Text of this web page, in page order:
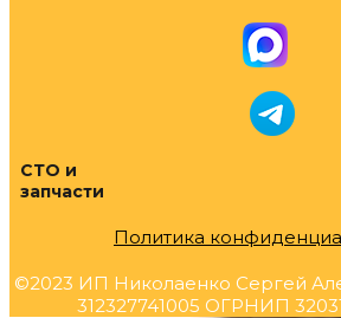
СТО и
запчасти
Политика
©2023 ИП Николаенко Сергей
312327741005 ОГРНИП